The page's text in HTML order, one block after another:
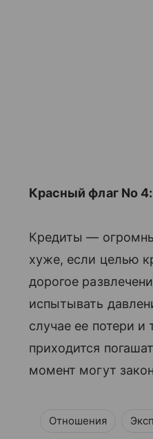
Красный флаг No
Кредиты —
хуже, если целью
дорогое
испытывать
случае ее потери
приходится
момент могут
Отношения